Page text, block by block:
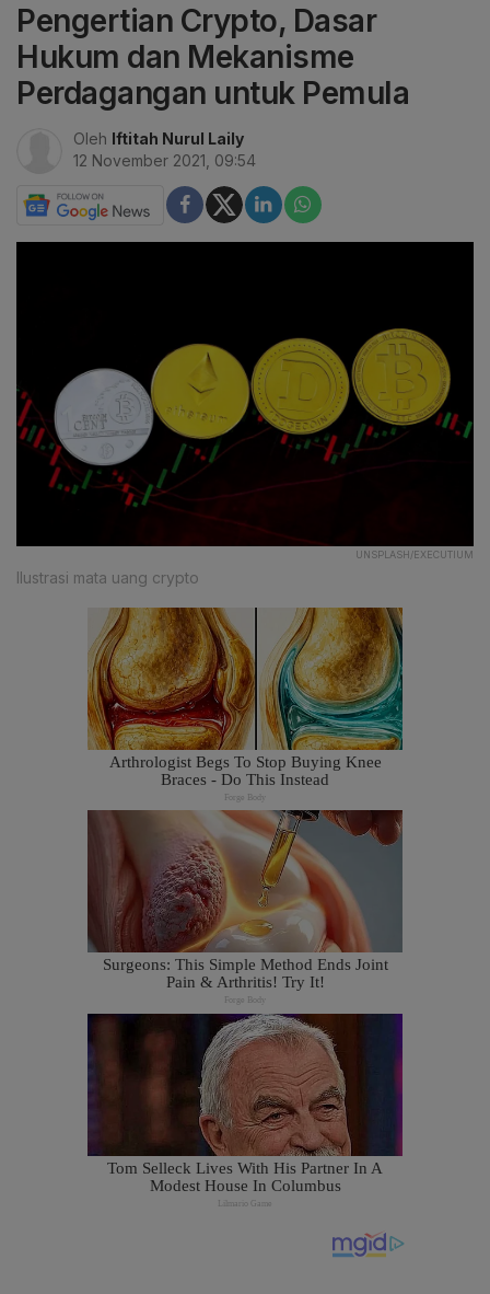
Pengertian Crypto, Dasar
Hukum dan Mekanisme
Perdagangan untuk Pemula
Oleh Iftitah Nurul Laily
12 November 2021, 09:54
UNSPLASH/EXECUTIUM
Ilustrasi mata uang crypto